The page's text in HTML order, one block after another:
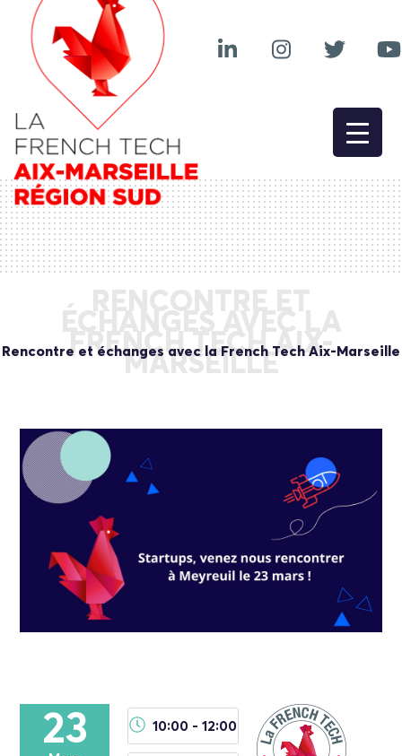
RENCONTRE ET
ÉCHANGES AVEC LA
FRENCH TECH AIX-
MARSEILLE
Rencontre et échanges avec la French Tech Aix-Marseille
23 10:00 - 12:00